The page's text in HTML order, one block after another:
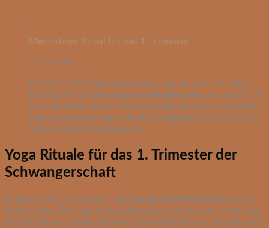
Meditatives Ritual für das 1. Trimester
10 minuten
Diese 10-minütige Yogasequenz eignet sich vor allem
für Tage im 1. Schwangerschaftstrimester, an denen Du
Dich erschöpt fühlst. Denn häufig hilft uns an solchen
Tagen dann eben doch die Konzentration auf den Atem
oder eine sanfte Bewegung.
Yoga Rituale für das 1. Trimester der
Schwangerschaft
Willkommen in Deinem 1. Schwangerschaftstrimester. Hier
beginnt eine Zeit voller Veränderungen im Körper, im Herzen
und in Deinem Leben. Obwohl man äußerlich am Körper noch